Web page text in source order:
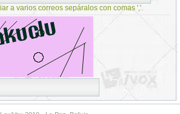
a varios correos sepáralos con comas ','.